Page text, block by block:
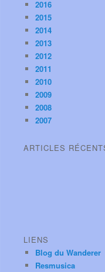
2016
2015
2014
2013
2012
2011
2010
2009
2008
2007
ARTICLES
LIENS
Blog du Wanderer
Resmusica